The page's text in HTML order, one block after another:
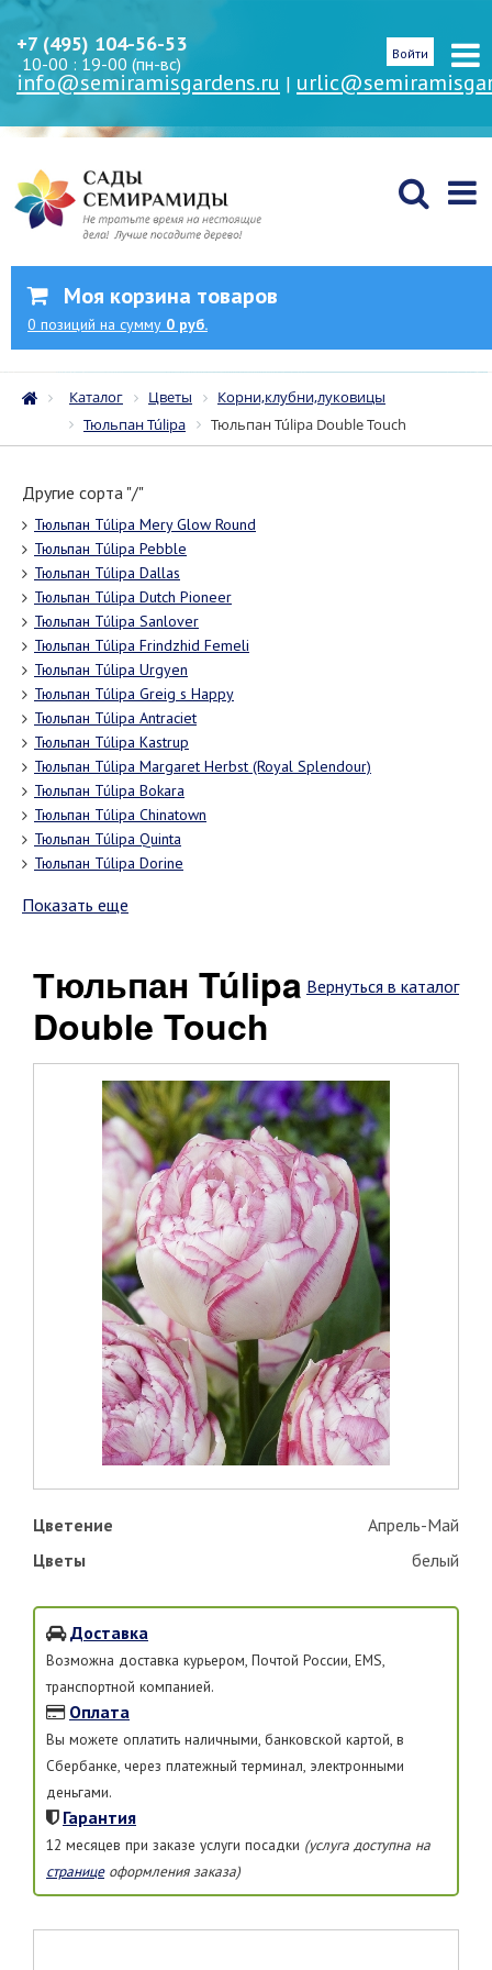
+7 (495) 104-56-53
10-00 : 19-00 (пн-вс)
info@semiramisgardens.ru |
Войти
Моя корзина товаров
0 позиций на сумму 0 руб.
Каталог Цветы
Корни,клубни,луковицы
Тюльпан Túlipa
Тюльпан Túlipa Double Touch
Другие сорта "/"
Тюльпан Túlipa Mery Glow Round
Тюльпан Túlipa Pebble
Тюльпан Túlipa Dallas
Тюльпан Túlipa Dutch Pioneer
Тюльпан Túlipa Sanlover
Тюльпан Túlipa Frindzhid Femeli
Тюльпан Túlipa Urgyen
Тюльпан Túlipa Greig s Happy
Тюльпан Túlipa Antraciet
Тюльпан Túlipa Kastrup
Тюльпан Túlipa Margaret Herbst (Royal Splendour)
Тюльпан Túlipa Bokara
Тюльпан Túlipa Chinatown
Тюльпан Túlipa Quinta
Тюльпан Túlipa Dorine
Показать еще
Вернуться в каталог
Тюльпан Túlipa
Double Touch
Цветение
Апрель-Май
Цветы
белый
Доставка
Возможна доставка курьером, Почтой России, EMS,
транспортной компанией.
Оплата
Вы можете оплатить наличными, банковской картой, в
Сбербанке, через платежный терминал, электронными
деньгами.
Гарантия
12 месяцев при заказе услуги посадки (услуга доступна на
страницеоформления заказа)